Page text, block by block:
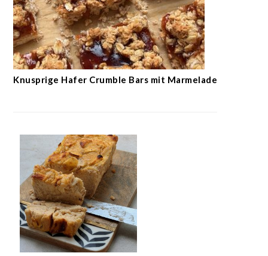
Knusprige Hafer Crumble Bars mit Marmelade